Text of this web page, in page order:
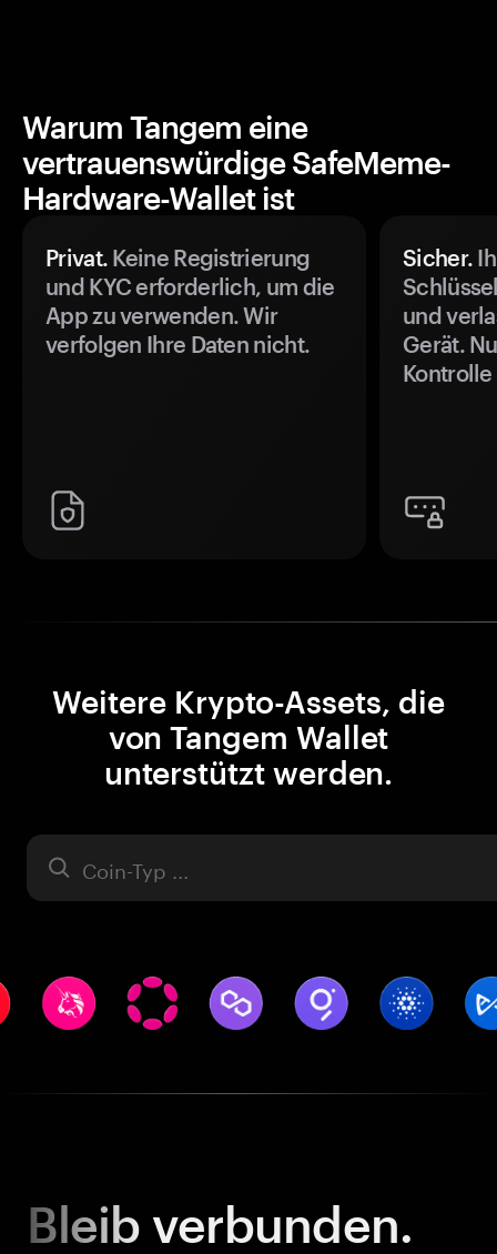
Warum Tangem eine
vertrauenswürdige SafeMeme-
Hardware-Wallet ist
Privat. Keine Registrierung
und KYC erforderlich, um die
App zu verwenden. Wir
verfolgen Ihre Daten nicht.
Sicher.
und
Gerät.
Weitere Krypto-Assets, die
von Tangem Wallet
unterstützt werden.
Asset
Bleib verbunden.